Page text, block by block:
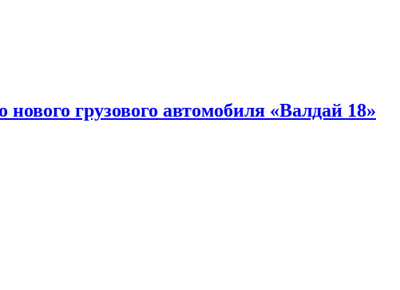
грузового автомобиля «Валдай 18»